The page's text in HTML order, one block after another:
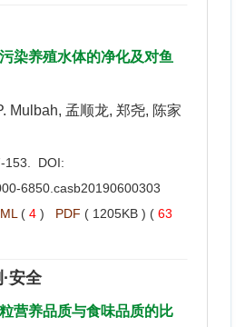
染养殖水体的净化及对鱼
Mulbah, 孟顺龙, 郑尧, 陈家
153. DOI:
6850.casb20190600303
( 4 ) PDF ( 1205KB ) ( 63
安全
营养品质与食味品质的比